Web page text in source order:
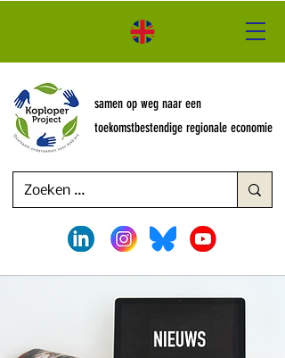
samen op weg naar een
toekomstbestendige regionale economie